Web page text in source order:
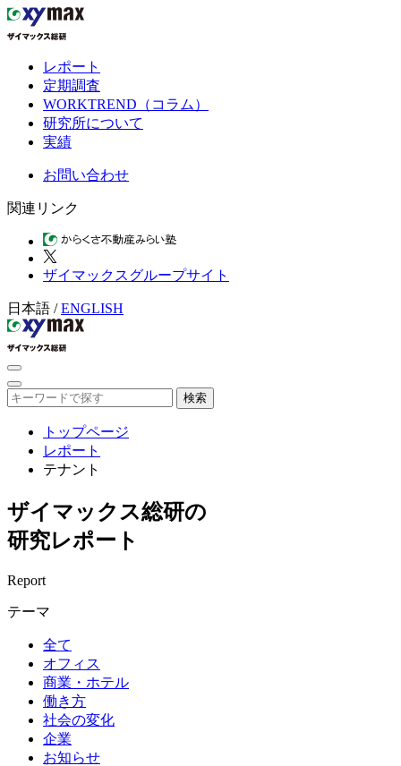
レポート
定期調査
WORKTREND（コラム）
研究所について
実績
お問い合わせ
関連リンク
ザイマックスグループサイト
日本語 /ENGLISH
検索
トップページ
レポート
テナント
ザイマックス総研の
研究レポート
Report
テーマ
全て
オフィス
商業・ホテル
働き方
社会の変化
企業
お知らせ